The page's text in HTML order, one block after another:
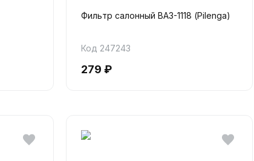
Фильтр салонный ВАЗ-1118 (Pilenga)
Код 247243
279 ₽